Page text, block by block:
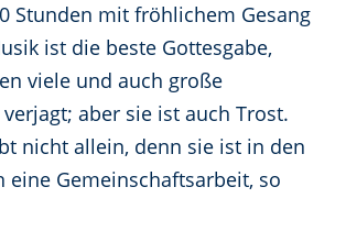
Stunden mit fröhlichem Gesang
ist die beste Gottesgabe,
viele und auch große
aber sie ist auch Trost.
nicht allein, denn sie ist in den
eine Gemeinschaftsarbeit, so